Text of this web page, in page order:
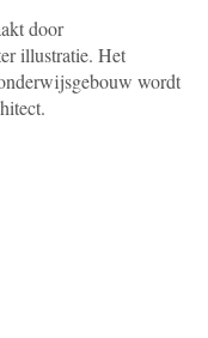
door
illustratie. Het
wordt